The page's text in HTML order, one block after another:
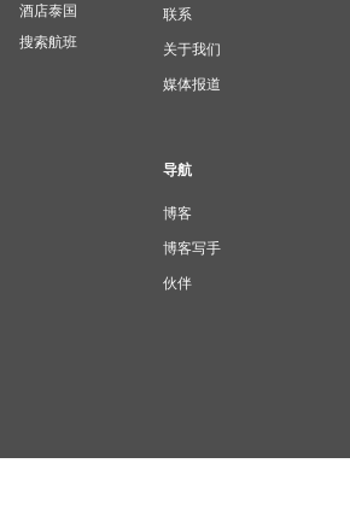
酒店泰国
搜索航班
联系
关于我们
媒体报道
导航
博客
博客写手
伙伴